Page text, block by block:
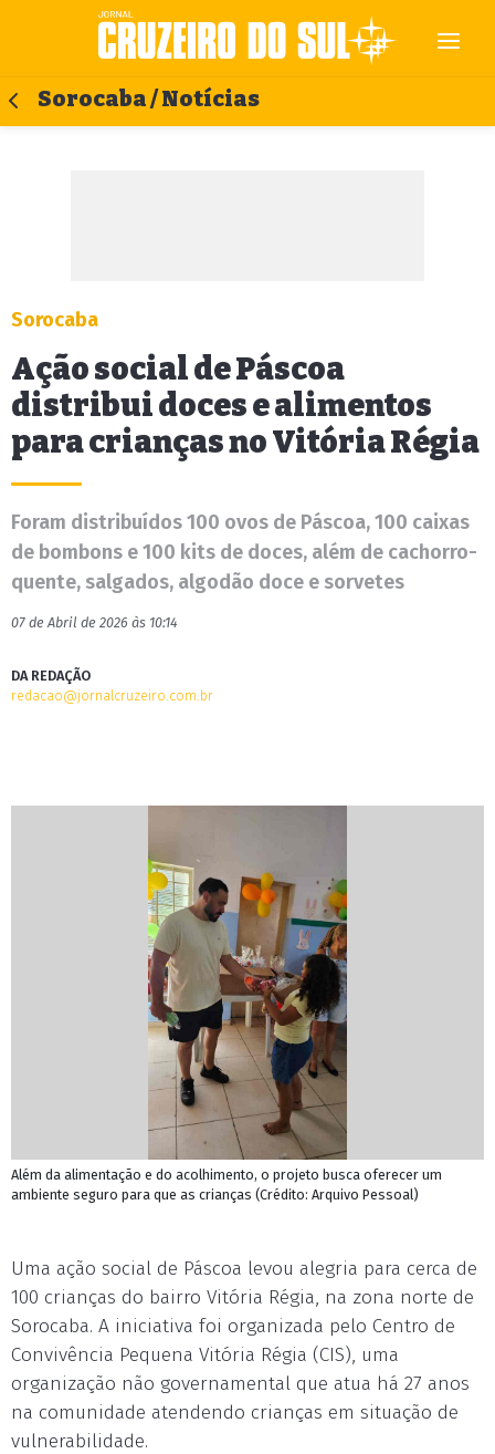
Sorocaba / Notícias
Sorocaba
Ação social de Páscoa
distribui doces e alimentos
para crianças no Vitória Régia
Foram distribuídos 100 ovos de Páscoa, 100 caixas
de bombons e 100 kits de doces, além de cachorro-
quente, salgados, algodão doce e sorvetes
07 de Abril de 2026 às 10:14
DA REDAÇÃO
redacao@jornalcruzeiro.com.br
Além da alimentação e do acolhimento, o projeto busca oferecer um
ambiente seguro para que as crianças (Crédito: Arquivo Pessoal)
Uma ação social de Páscoa levou alegria para cerca de
100 crianças do bairro Vitória Régia, na zona norte de
Sorocaba. A iniciativa foi organizada pelo Centro de
Convivência Pequena Vitória Régia (CIS), uma
organização não governamental que atua há 27 anos
na comunidade atendendo crianças em situação de
vulnerabilidade.